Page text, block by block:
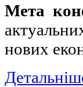
Мета
нових